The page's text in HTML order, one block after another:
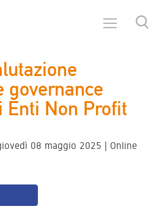
governance
Enti Non Profit
08 maggio 2025 | Online